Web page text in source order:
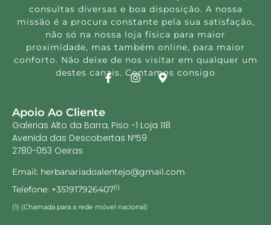
consultas diversas e boa disposição. A nossa
missão é a procura constante pela sua satisfação,
não só na nossa loja física para maior
proximidade, mas também online, para maior
conforto. Não deixe de nos visitar em qualquer um
destes canais. Contamos consigo
Apoio Ao Cliente
Galerias Alto da Barra, Piso -1 Loja 118
Avenida das Descobertas Nº59
2780-053 Oeiras
Email: herbanariadoalentejo@gmail.com
Telefone: +351917926407(1)
(1) (Chamada para a rede móvel nacional)